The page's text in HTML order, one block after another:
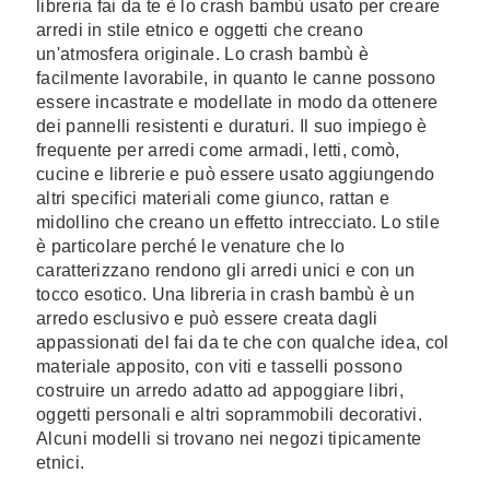
libreria fai da te è lo crash bambù usato per creare
arredi in stile etnico e oggetti che creano
un'atmosfera originale. Lo crash bambù è
facilmente lavorabile, in quanto le canne possono
essere incastrate e modellate in modo da ottenere
dei pannelli resistenti e duraturi. Il suo impiego è
frequente per arredi come armadi, letti, comò,
cucine e librerie e può essere usato aggiungendo
altri specifici materiali come giunco, rattan e
midollino che creano un effetto intrecciato. Lo stile
è particolare perché le venature che lo
caratterizzano rendono gli arredi unici e con un
tocco esotico. Una libreria in crash bambù è un
arredo esclusivo e può essere creata dagli
appassionati del fai da te che con qualche idea, col
materiale apposito, con viti e tasselli possono
costruire un arredo adatto ad appoggiare libri,
oggetti personali e altri soprammobili decorativi.
Alcuni modelli si trovano nei negozi tipicamente
etnici.